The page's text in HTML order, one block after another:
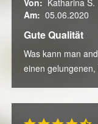
Von: Katharina S.
Am: 05.06.2020
Gute Qualität
Was kann man
einen